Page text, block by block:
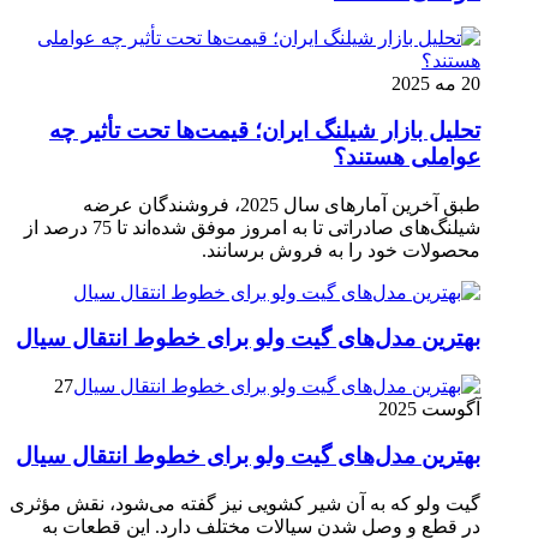
20 مه 2025
تحلیل بازار شیلنگ ایران؛ قیمت‌ها تحت تأثیر چه
عواملی هستند؟
طبق آخرین آمارهای سال 2025، فروشندگان عرضه
شیلنگ‌های صادراتی تا به امروز موفق شده‌اند تا 75 درصد از
محصولات خود را به فروش برسانند.
بهترین مدل‌های گیت ولو برای خطوط انتقال سیال
27
آگوست 2025
بهترین مدل‌های گیت ولو برای خطوط انتقال سیال
گیت ولو که به آن شیر کشویی نیز گفته می‌شود، نقش مؤثری
در قطع و وصل شدن سیالات مختلف دارد. این قطعات به